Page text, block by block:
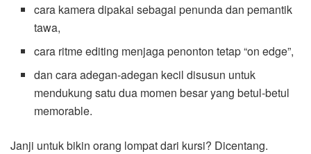
cara kamera dipakai sebagai penunda dan pemantik
tawa,
cara ritme editing menjaga penonton tetap “on edge”,
dan cara adegan-adegan kecil disusun untuk
mendukung satu dua momen besar yang betul-betul
memorable.
Janji untuk bikin orang lompat dari kursi? Dicentang.